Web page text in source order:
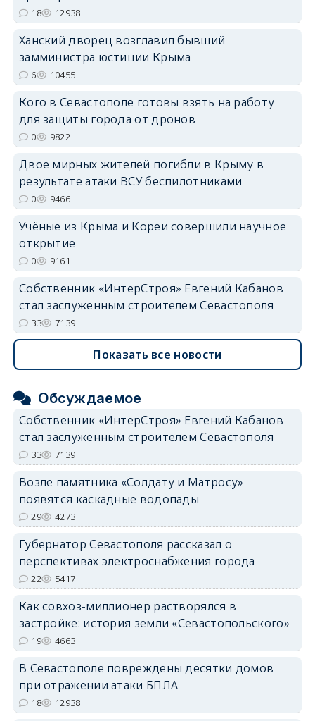
erid: 2SDnjdPjgYS
18 12938
Ханский дворец возглавил бывший
замминистра юстиции Крыма
6 10455
Кого в Севастополе готовы взять на работу
для защиты города от дронов
0 9822
Двое мирных жителей погибли в Крыму в
результате атаки ВСУ беспилотниками
0 9466
Учёные из Крыма и Кореи совершили научное
открытие
0 9161
Собственник «ИнтерСтроя» Евгений Кабанов
стал заслуженным строителем Севастополя
33 7139
Показать все новости
Обсуждаемое
Собственник «ИнтерСтроя» Евгений Кабанов
стал заслуженным строителем Севастополя
33 7139
Возле памятника «Солдату и Матросу»
появятся каскадные водопады
29 4273
Губернатор Севастополя рассказал о
перспективах электроснабжения города
22 5417
Как совхоз-миллионер растворялся в
застройке: история земли «Севастопольского»
19 4663
В Севастополе повреждены десятки домов
при отражении атаки БПЛА
18 12938